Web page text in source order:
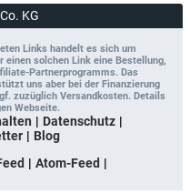
KG
Links handelt es sich um
solchen Link eine Bestellung,
Partnerprogramms. Das
uns aber bei der Finanzierung
zuzüglich Versandkosten. Details
Webseite.
Datenschutz
Blog
Atom-Feed